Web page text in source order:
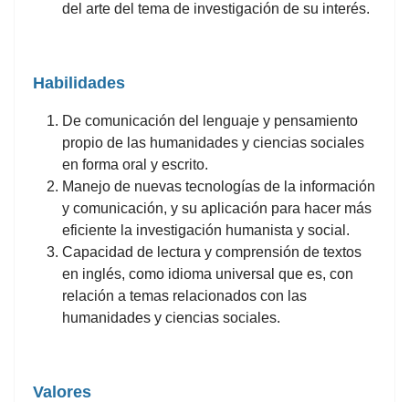
del arte del tema de investigación de su interés.
Habilidades
De comunicación del lenguaje y pensamiento
propio de las humanidades y ciencias sociales
en forma oral y escrito.
Manejo de nuevas tecnologías de la información
y comunicación, y su aplicación para hacer más
eficiente la investigación humanista y social.
Capacidad de lectura y comprensión de textos
en inglés, como idioma universal que es, con
relación a temas relacionados con las
humanidades y ciencias sociales.
Valores